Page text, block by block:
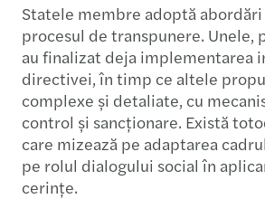
Statele membre adoptă
procesul de transpunere. Unele,
au finalizat deja implementarea
directivei, în timp ce altele
complexe și detaliate, cu
control și sancționare. Există
care mizează pe adaptarea
pe rolul dialogului social în
cerințe.